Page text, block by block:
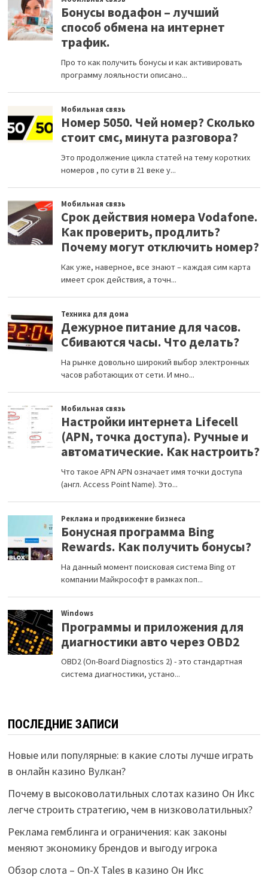
ПОСЛЕДНИЕ ЗАПИСИ
Новые или популярные: в какие слоты лучше играть
в онлайн казино Вулкан?
Почему в высоковолатильных слотах казино Он Икс
легче строить стратегию, чем в низковолатильных?
Реклама гемблинга и ограничения: как законы
меняют экономику брендов и выгоду игрока
Обзор слота – On-X Tales в казино Он Икс